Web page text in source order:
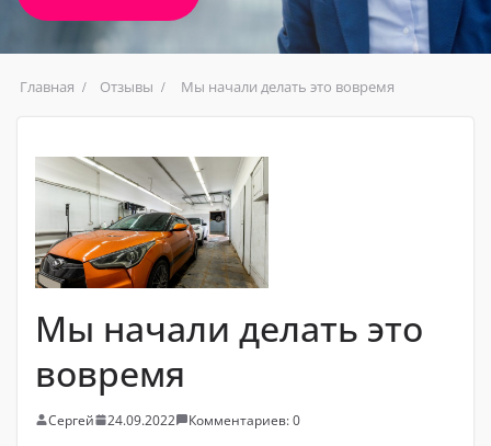
Главная Отзывы Мы начали делать это вовремя
Мы начали делать это
вовремя
Сергей 24.09.2022 Комментариев: 0